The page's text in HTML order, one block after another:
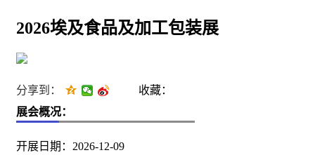
2026埃及食品及加工包装展
分享到：
收藏：
展会概况：
开展日期：2026-12-09